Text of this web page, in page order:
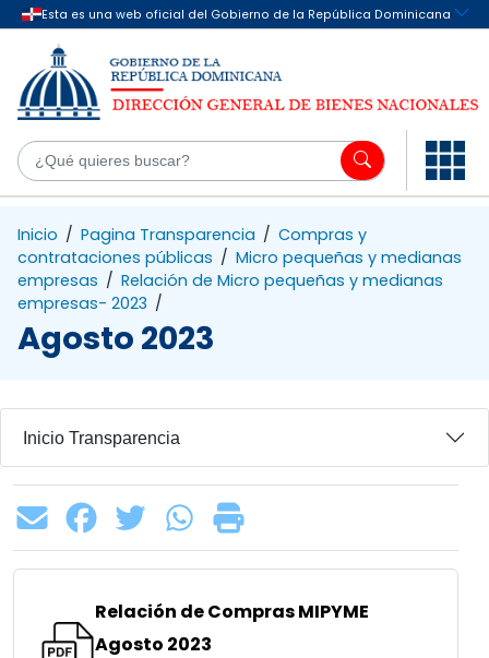
Saltar al contenido principal
Inicio / Pagina Transparencia / Compras y
contrataciones públicas / Micro pequeñas y medianas
empresas / Relación de Micro pequeñas y medianas
empresas- 2023 /
Agosto 2023
Inicio Transparencia
Relación de Compras MIPYME
Agosto 2023